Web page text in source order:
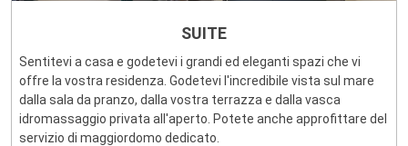
SUITE
Sentitevi a casa e godetevi i grandi ed eleganti spazi che vi
offre la vostra residenza. Godetevi l'incredibile vista sul mare
dalla sala da pranzo, dalla vostra terrazza e dalla vasca
idromassaggio privata all'aperto. Potete anche approfittare del
servizio di maggiordomo dedicato.